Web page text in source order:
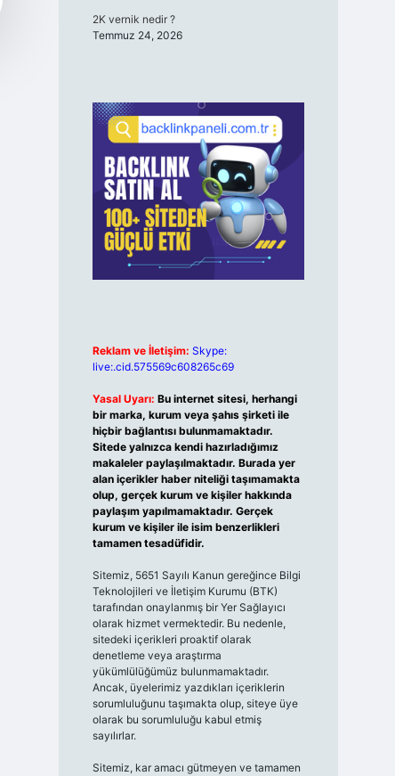
2K vernik nedir ?
Temmuz 24, 2026
Reklam ve İletişim: Skype:
live:.cid.575569c608265c69
Yasal Uyarı: Bu internet sitesi, herhangi
bir marka, kurum veya şahıs şirketi ile
hiçbir bağlantısı bulunmamaktadır.
Sitede yalnızca kendi hazırladığımız
makaleler paylaşılmaktadır. Burada yer
alan içerikler haber niteliği taşımamakta
olup, gerçek kurum ve kişiler hakkında
paylaşım yapılmamaktadır. Gerçek
kurum ve kişiler ile isim benzerlikleri
tamamen tesadüfidir.
Sitemiz, 5651 Sayılı Kanun gereğince Bilgi
Teknolojileri ve İletişim Kurumu (BTK)
tarafından onaylanmış bir Yer Sağlayıcı
olarak hizmet vermektedir. Bu nedenle,
sitedeki içerikleri proaktif olarak
denetleme veya araştırma
yükümlülüğümüz bulunmamaktadır.
Ancak, üyelerimiz yazdıkları içeriklerin
sorumluluğunu taşımakta olup, siteye üye
olarak bu sorumluluğu kabul etmiş
sayılırlar.
Sitemiz, kar amacı gütmeyen ve tamamen